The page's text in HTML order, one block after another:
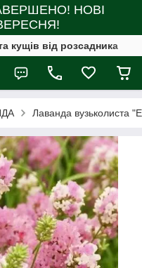
НОВІ
кущів від розсадника
Лаванда вузьколиста